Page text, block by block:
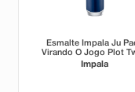
Esmalte Impala Ju
Virando O Jogo Plot
7,5ml
Impala